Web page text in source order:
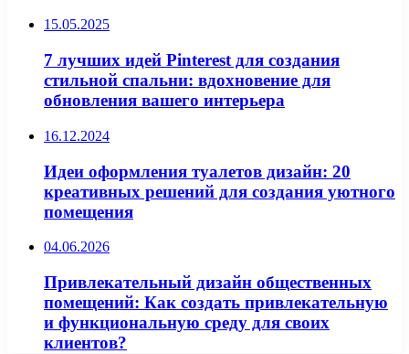
15.05.2025
7 лучших идей Pinterest для создания
стильной спальни: вдохновение для
обновления вашего интерьера
16.12.2024
Идеи оформления туалетов дизайн: 20
креативных решений для создания уютного
помещения
04.06.2026
Привлекательный дизайн общественных
помещений: Как создать привлекательную
и функциональную среду для своих
клиентов?